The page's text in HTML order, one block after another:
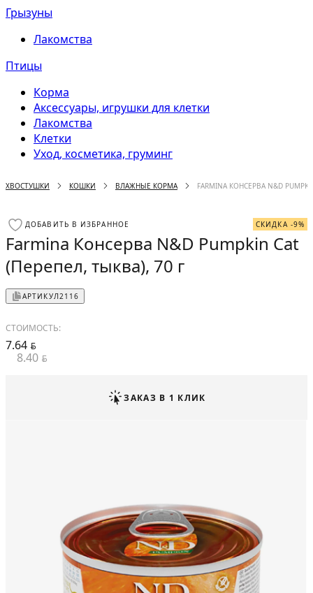
Грызуны
Лакомства
Птицы
Корма
Аксессуары, игрушки для клетки
Лакомства
Клетки
Уход, косметика, груминг
ХВОСТУШКИ КОШКИ ВЛАЖНЫЕ КОРМА FARMINA КОНСЕРВА N&D
ДОБАВИТЬ В ИЗБРАННОЕ СКИДКА -9%
Farmina Консерва N&D Pumpkin Cat
(Перепел, тыква), 70 г
АРТИКУЛ2116
СТОИМОСТЬ:
7.64 BYN
8.40 BYN
ЗАКАЗ В 1 КЛИК